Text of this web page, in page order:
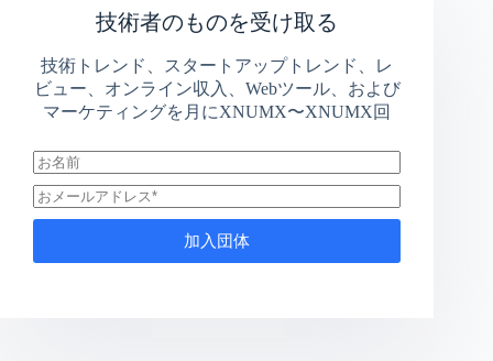
技術者のものを受け取る
技術トレンド、スタートアップトレンド、レ
ビュー、オンライン収入、Webツール、および
マーケティングを月にXNUMX〜XNUMX回
加入団体